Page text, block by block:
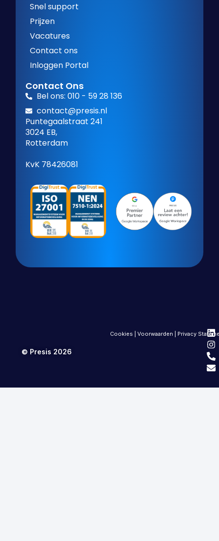
Snel support
Prijzen
Vacatures
Contact ons
Inloggen Portal
Contact Ons
Bel ons: 010 - 59 28 136
contact@presis.nl
Puntegaalstraat 241
3024 EB,
Rotterdam
KvK 78426081
© Presis 2026
Cookies |Voorwaarden Privacy